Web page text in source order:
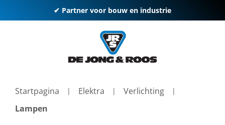
✔ Partner voor bouw en industrie
Startpagina Elektra
Verlichting
Lampen